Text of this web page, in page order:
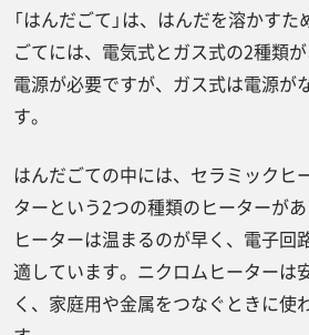
適量のはんだの使用
組付けや溶接の仕事を探すな
「はんだごて」は、はんだを溶かす
ごてには、電気式とガス式の2種類
電源が必要ですが、ガス式は電源が
す。
はんだごての中には、セラミックヒ
ターという2つの種類のヒーターが
ヒーターは温まるのが早く、電子回
適しています。ニクロムヒーターは
く、家庭用や金属をつなぐときに使